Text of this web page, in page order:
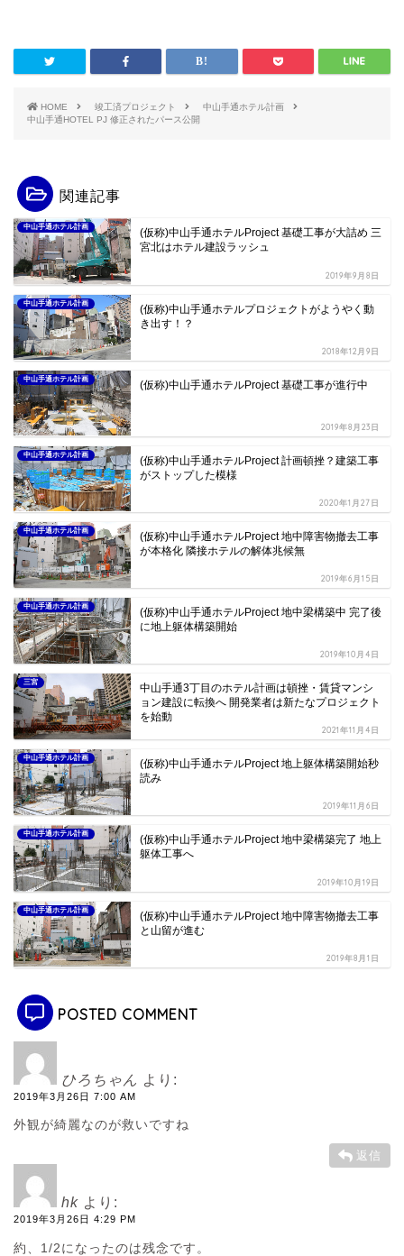
HOME 竣工済プロジェクト
中山手通ホテル計画
中山手通HOTEL PJ 修正されたパース公開
関連記事
中山手通ホテル計画
(仮称)中山手通ホテルProject 基礎工事が大詰め 三
宮北はホテル建設ラッシュ
2019年9月8日
中山手通ホテル計画
(仮称)中山手通ホテルプロジェクトがようやく動
き出す！？
2018年12月9日
中山手通ホテル計画 (仮称)中山手通ホテルProject 基礎工事が進行中
2019年8月23日
中山手通ホテル計画
(仮称)中山手通ホテルProject 計画頓挫？建築工事
がストップした模様
2020年1月27日
中山手通ホテル計画
(仮称)中山手通ホテルProject 地中障害物撤去工事
が本格化 隣接ホテルの解体兆候無
2019年6月15日
中山手通ホテル計画
(仮称)中山手通ホテルProject 地中梁構築中 完了後
に地上躯体構築開始
2019年10月4日
三宮
中山手通3丁目のホテル計画は頓挫・賃貸マンシ
ョン建設に転換へ 開発業者は新たなプロジェクト
を始動
2021年11月4日
中山手通ホテル計画
(仮称)中山手通ホテルProject 地上躯体構築開始秒
読み
2019年11月6日
中山手通ホテル計画
(仮称)中山手通ホテルProject 地中梁構築完了 地上
躯体工事へ
2019年10月19日
中山手通ホテル計画
(仮称)中山手通ホテルProject 地中障害物撤去工事
と山留が進む
2019年8月1日
POSTED COMMENT
ひろちゃん より:
2019年3月26日 7:00 AM
外観が綺麗なのが救いですね
返信
hk より:
2019年3月26日 4:29 PM
約、1/2になったのは残念です。